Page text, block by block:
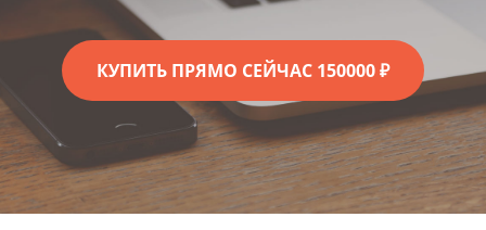
КУПИТЬ ПРЯМО СЕЙЧАС 150000 ₽